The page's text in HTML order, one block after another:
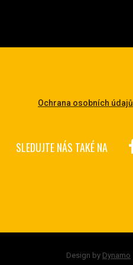
Ochrana osobních údajů
SLEDUJTE NÁS TAKÉ NA
Design by Dynamo